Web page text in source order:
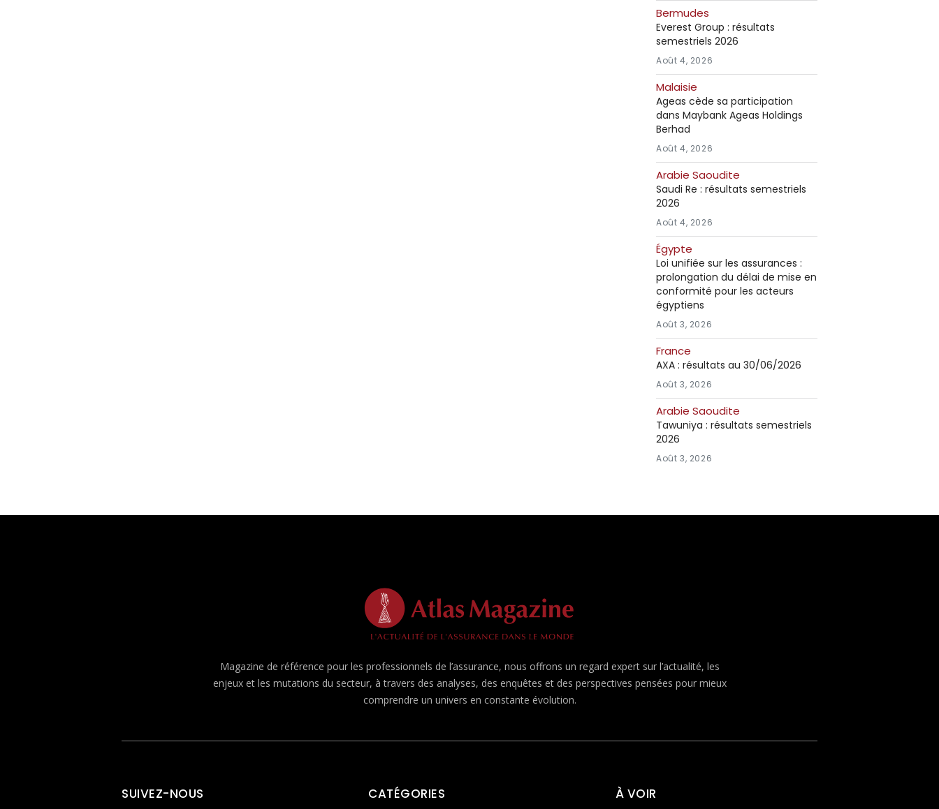
Bermudes
Everest Group : résultats
semestriels 2026
Août 4, 2026
Malaisie
Ageas cède sa participation
dans Maybank Ageas Holdings
Berhad
Août 4, 2026
Arabie Saoudite
Saudi Re : résultats semestriels
2026
Août 4, 2026
Égypte
Loi unifiée sur les assurances :
prolongation du délai de mise en
conformité pour les acteurs
égyptiens
Août 3, 2026
France
AXA : résultats au 30/06/2026
Août 3, 2026
Arabie Saoudite
Tawuniya : résultats semestriels
2026
Août 3, 2026
Magazine de référence pour les professionnels de l’assurance, nous offrons un regard expert sur l’actualité, les
enjeux et les mutations du secteur, à travers des analyses, des enquêtes et des perspectives pensées pour mieux
comprendre un univers en constante évolution.
SUIVEZ-NOUS CATÉGORIES À VOIR